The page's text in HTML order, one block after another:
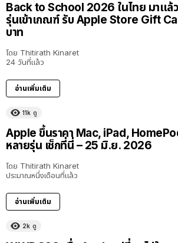
Back to School 2026 ในไทย มาแล้
รุ่นเข้าเกณฑ์ รับ Apple Store Gift
บาท
โดย Thitirath Kinaret
24 วันที่แล้ว
อ่านเพิ่มเติม
11k ดู
Apple ขึ้นราคา Mac, iPad,
หลายรุ่น เช็กที่นี่ – 25 มิ.ย. 2026
โดย Thitirath Kinaret
ประมาณหนึ่งเดือนที่แล้ว
อ่านเพิ่มเติม
2k ดู